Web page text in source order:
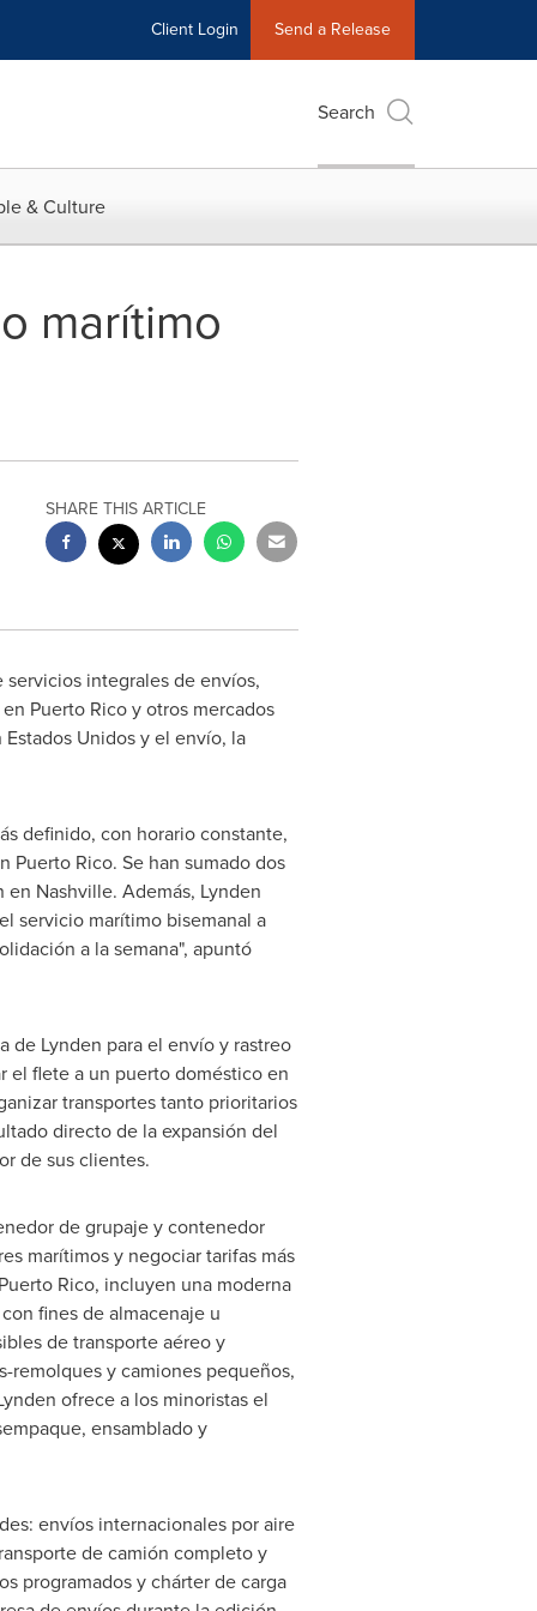
Client Login Send a Release
Search
& Culture
marítimo
SHARE THIS ARTICLE
servicios integrales de envíos,
Puerto Ricoy otros mercados
Unidos y el envío, la
definido, con horario constante,
Puerto Rico. Se han sumado dos
en Nashville. Además, Lynden
servicio marítimo bisemanal a
a la semana", apuntó
de Lynden para el envío y rastreo
el flete a un puerto doméstico en
transportes tanto prioritarios
directo de la expansión del
de sus clientes.
de grupaje y contenedor
marítimos y negociar tarifas más
Rico, incluyen una moderna
fines de almacenaje u
de transporte aéreo y
remolques y camiones pequeños,
ofrece a los minoristas el
ensamblado y
envíos internacionales por aire
de camión completo y
programados y chárter de carga